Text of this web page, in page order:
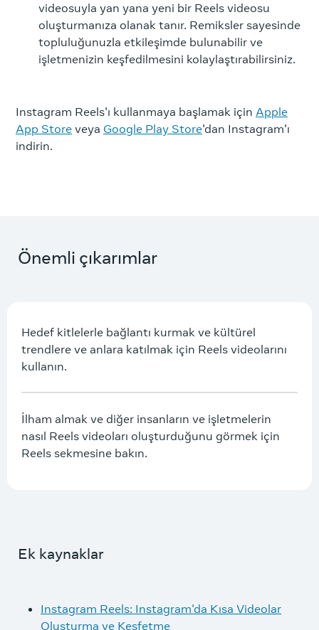
videosuyla yan yana yeni bir Reels videosu
oluşturmanıza olanak tanır. Remiksler sayesinde
topluluğunuzla etkileşimde bulunabilir ve
işletmenizin keşfedilmesini kolaylaştırabilirsiniz.
Instagram Reels'ı kullanmaya başlamak için Apple
App Store veya Google Play Store'dan Instagram'ı
indirin.
Önemli çıkarımlar
Hedef kitlelerle bağlantı kurmak ve kültürel
trendlere ve anlara katılmak için Reels videolarını
kullanın.
İlham almak ve diğer insanların ve işletmelerin
nasıl Reels videoları oluşturduğunu görmek için
Reels sekmesine bakın.
Ek kaynaklar
Instagram Reels: Instagram'da Kısa Videolar
Oluşturma ve Keşfetme